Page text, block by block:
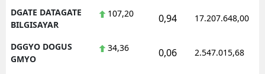
DGATE DATAGATE
BILGISAYAR
107,20 0,94 17.207.648,00
DGGYO DOGUS
GMYO
34,36 0,06 2.547.015,68